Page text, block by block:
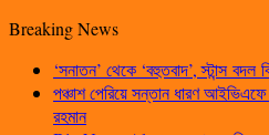
Breaking News
‘সনাতন’ থেকে ‘বহুতবাদ’, স্টান্স বদল
পঞ্চাশ পেরিয়ে সন্তান ধারণ
রহমান